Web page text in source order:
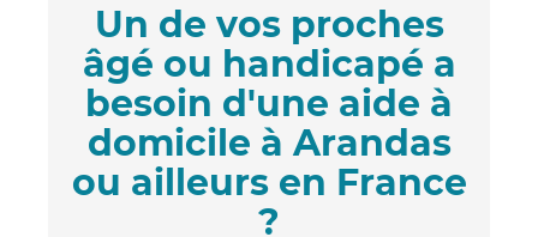
Un de vos proches
âgé ou handicapé a
besoin d'une aide à
domicile à Arandas
ou ailleurs en France
?